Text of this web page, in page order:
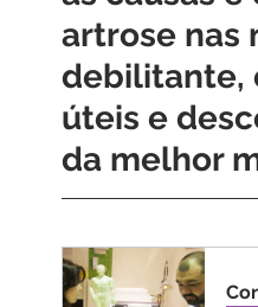
artrose nas
debilitante,
úteis e
da melhor